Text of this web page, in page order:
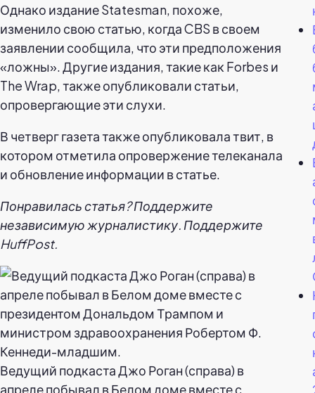
Однако издание Statesman, похоже,
изменило свою статью, когда CBS в своем
заявлении сообщила, что эти предположения
«ложны». Другие издания, такие как Forbes и
The Wrap, также опубликовали статьи,
опровергающие эти слухи.
В четверг газета также опубликовала твит, в
котором отметила опровержение телеканала
и обновление информации в статье.
Понравилась статья? Поддержите
независимую журналистику. Поддержите
HuffPost.
Ведущий подкаста Джо Роган (справа) в
апреле побывал в Белом доме вместе с